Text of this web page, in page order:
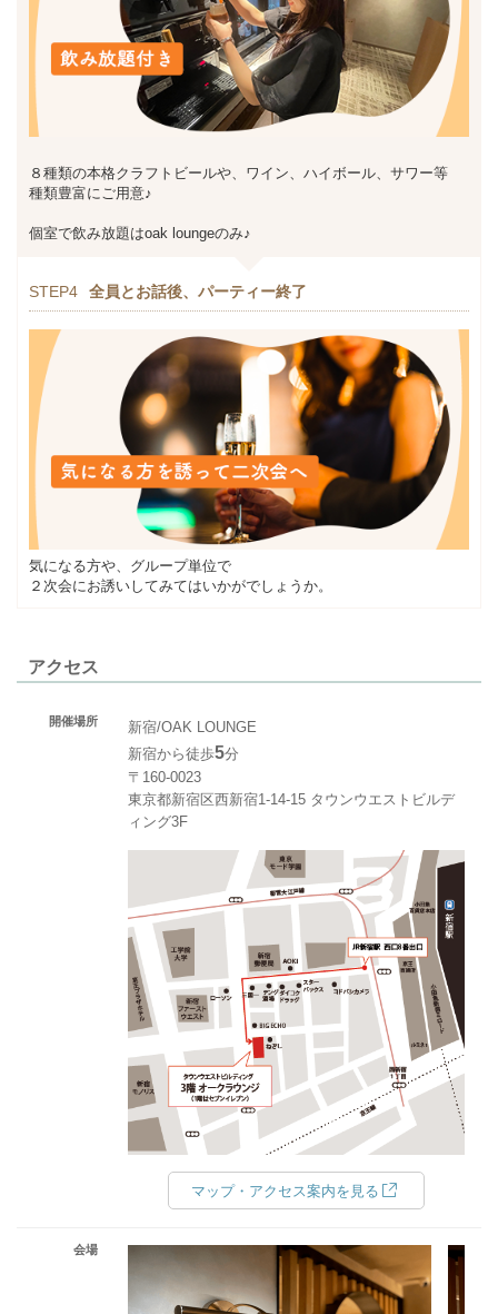
８種類の本格クラフトビールや、ワイン、ハイボール、サワー等
種類豊富にご用意♪
個室で飲み放題はoak loungeのみ♪
STEP4 全員とお話後、パーティー終了
気になる方や、グループ単位で
２次会にお誘いしてみてはいかがでしょうか。
アクセス
開催場所
新宿/OAK LOUNGE
新宿から徒歩5分
〒160-0023
東京都新宿区西新宿1-14-15 タウンウエストビルデ
ィング3F
マップ・アクセス案内を見る
会場